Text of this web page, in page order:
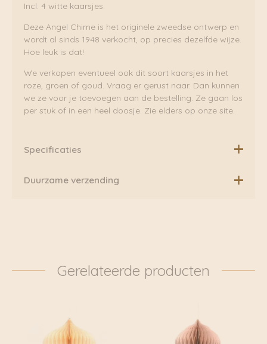
Incl. 4 witte kaarsjes.
Deze Angel Chime is het originele zweedse ontwerp en
wordt al sinds 1948 verkocht, op precies dezelfde wijze.
Hoe leuk is dat!
We verkopen eventueel ook dit soort kaarsjes in het
roze, groen of goud. Vraag er gerust naar. Dan kunnen
we ze voor je toevoegen aan de bestelling. Ze gaan los
per stuk of in een heel doosje. Zie elders op onze site.
Specificaties
Hoogte: 29 cm
Duurzame verzending
daadwerkelijk met de fiets bezorgd. Klik voor meer
Gerelateerde producten